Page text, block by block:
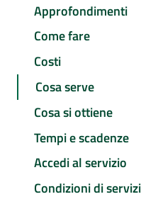
Approfondimenti
Come fare
Costi
Cosa serve
Cosa si ottiene
Tempi e scadenze
Accedi al servizio
Condizioni di